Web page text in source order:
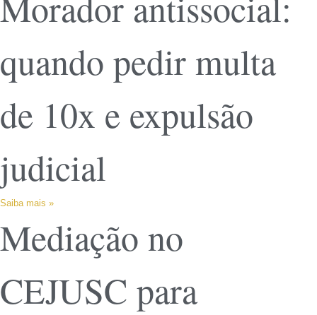
quando pedir multa
de 10x e expulsão
judicial
Saiba mais »
Mediação no
CEJUSC para